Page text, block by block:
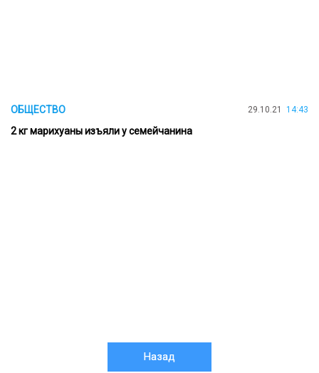
ОБЩЕСТВО 29.10.21 14:43
2 кг марихуаны изъяли у семейчанина
Назад